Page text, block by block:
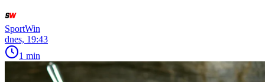
SportWin
dnes, 19:43
1 min